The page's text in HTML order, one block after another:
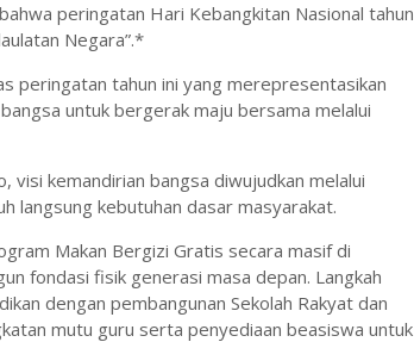
peringatan Hari Kebangkitan Nasional tahun
Negara”.*
peringatan tahun ini yang merepresentasikan
untuk bergerak maju bersama melalui
visi kemandirian bangsa diwujudkan melalui
langsung kebutuhan dasar masyarakat.
Makan Bergizi Gratis secara masif di
fondasi fisik generasi masa depan. Langkah
dengan pembangunan Sekolah Rakyat dan
mutu guru serta penyediaan beasiswa untuk